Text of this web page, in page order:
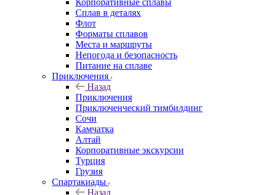
Корпоративные сплавы
Сплав в деталях
Флот
Форматы сплавов
Места и маршруты
Непогода и безопасность
Питание на сплаве
Приключения
Назад
Приключения
Приключенческий тимбилдинг
Сочи
Камчатка
Алтай
Корпоративные экскурсии
Турция
Грузия
Спартакиады
Назад